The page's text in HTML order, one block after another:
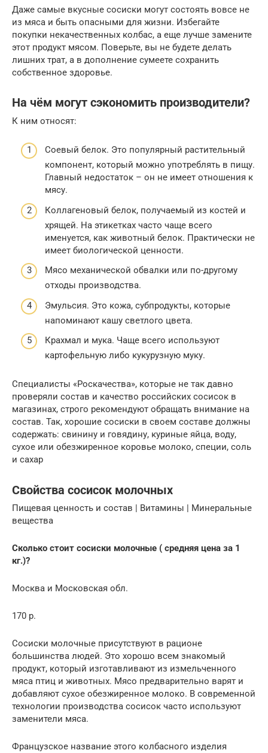
Даже самые вкусные сосиски могут состоять вовсе не
из мяса и быть опасными для жизни. Избегайте
покупки некачественных колбас, а еще лучше замените
этот продукт мясом. Поверьте, вы не будете делать
лишних трат, а в дополнение сумеете сохранить
собственное здоровье.
На чём могут сэкономить производители?
К ним относят:
Соевый белок. Это популярный растительный
компонент, который можно употреблять в пищу.
Главный недостаток – он не имеет отношения к
мясу.
Коллагеновый белок, получаемый из костей и
хрящей. На этикетках часто чаще всего
именуется, как животный белок. Практически не
имеет биологической ценности.
Мясо механической обвалки или по-другому
отходы производства.
Эмульсия. Это кожа, субпродукты, которые
напоминают кашу светлого цвета.
Крахмал и мука. Чаще всего используют
картофельную либо кукурузную муку.
Специалисты «Роскачества», которые не так давно
проверяли состав и качество российских сосисок в
магазинах, строго рекомендуют обращать внимание на
состав. Так, хорошие сосиски в своем составе должны
содержать: свинину и говядину, куриные яйца, воду,
сухое или обезжиренное коровье молоко, специи, соль
и сахар
Свойства сосисок молочных
Пищевая ценность и состав | Витамины | Минеральные
вещества
Сколько стоит сосиски молочные ( средняя цена за 1
кг.)?
Москва и Московская обл.
170 р.
Сосиски молочные присутствуют в рационе
большинства людей. Это хорошо всем знакомый
продукт, который изготавливают из измельченного
мяса птиц и животных. Мясо предварительно варят и
добавляют сухое обезжиренное молоко. В современной
технологии производства сосисок часто используют
заменители мяса.
Французское название этого колбасного изделия